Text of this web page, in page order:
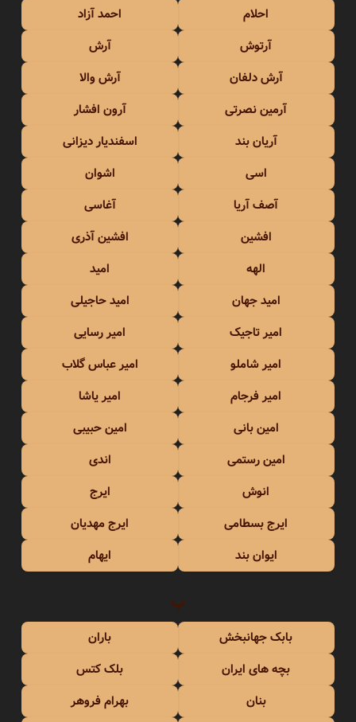
احلام
احمد آزاد
آرتوش
آرش
آرش دلفان
آرش والا
آرمین نصرتی
آرون افشار
آریان بند
اسفندیار دیزانی
اسی
اشوان
آصف آریا
آغاسی
افشین
افشین آذری
الهه
امید
امید جهان
امید حاجیلی
امیر تاجیک
امیر رسایی
امیر شاملو
امیر عباس گلاب
امیر فرجام
امیر یاشا
امین بانی
امین حبیبی
امین رستمی
اندی
انوش
ایرج
ایرج بسطامی
ایرج مهدیان
ایوان بند
ایهام
ب
بابک جهانبخش
باران
بچه های ایران
بلک کتس
بنان
بهرام فروهر